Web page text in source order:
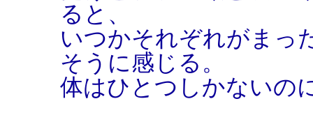
ると、
いつかそれぞれがまっ
そうに感じる。
体はひとつしかないの